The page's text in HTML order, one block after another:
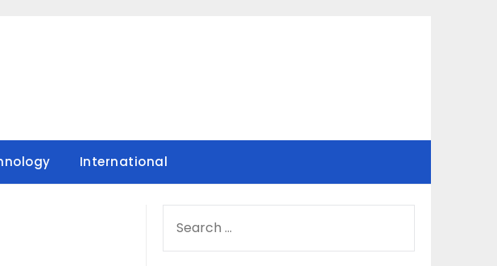
International
FOR: